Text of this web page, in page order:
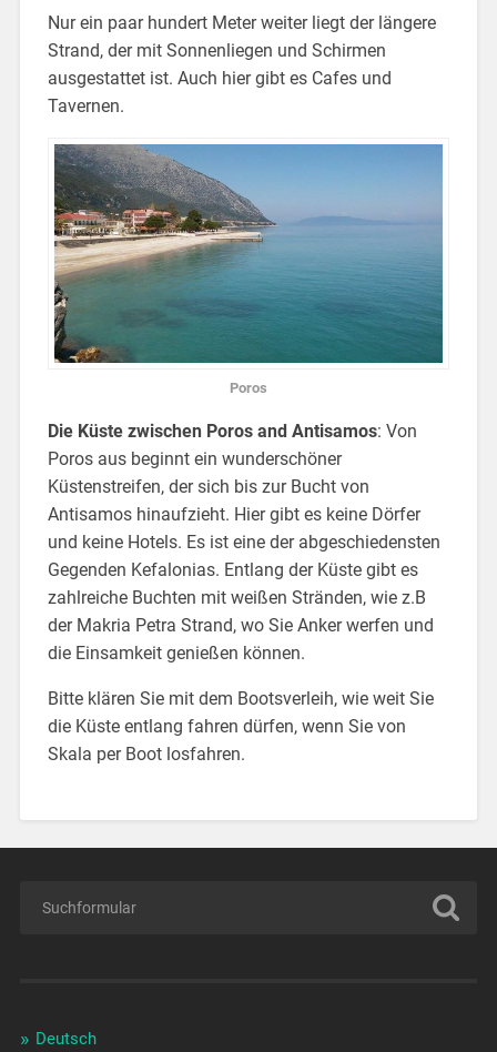
Nur ein paar hundert Meter weiter liegt der längere
Strand, der mit Sonnenliegen und Schirmen
ausgestattet ist. Auch hier gibt es Cafes und
Tavernen.
Poros
Die Küste zwischen Poros and Antisamos: Von
Poros aus beginnt ein wunderschöner
Küstenstreifen, der sich bis zur Bucht von
Antisamos hinaufzieht. Hier gibt es keine Dörfer
und keine Hotels. Es ist eine der abgeschiedensten
Gegenden Kefalonias. Entlang der Küste gibt es
zahlreiche Buchten mit weißen Stränden, wie z.B
der Makria Petra Strand, wo Sie Anker werfen und
die Einsamkeit genießen können.
Bitte klären Sie mit dem Bootsverleih, wie weit Sie
die Küste entlang fahren dürfen, wenn Sie von
Skala per Boot losfahren.
Deutsch